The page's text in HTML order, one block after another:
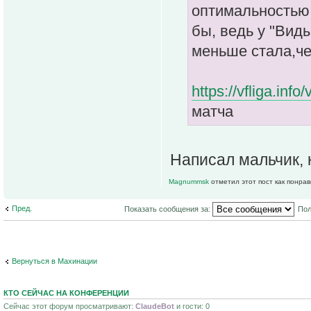
бы, ведь у
меньше
https://vfliga.info/
матча
Написал
Magnummsk отметил этот пост как
Пред. Показать сообщения за:
Вернуться в Махинации
КТО СЕЙЧАС НА КОНФЕРЕНЦИИ
Сейчас этот форум просматривают: ClaudeBot и гости: 0